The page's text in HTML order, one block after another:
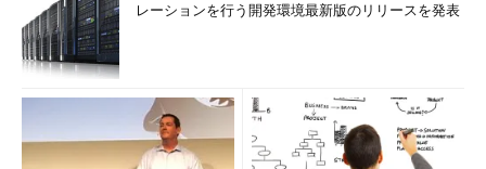
レーションを行う開発環境最新版のリリースを発表